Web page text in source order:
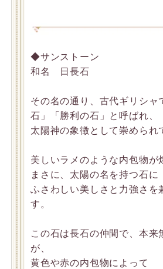
◆サンストーン
和名 日長石
その名の通り、古代ギリシャ
石」「勝利の石」と呼ばれ、
太陽神の象徴として崇められ
美しいラメのような内包物が
まさに、太陽の名を持つ石に
ふさわしい美しさと力強さを
す。
この石は長石の仲間で、本来
が、
黄色や赤の内包物によって